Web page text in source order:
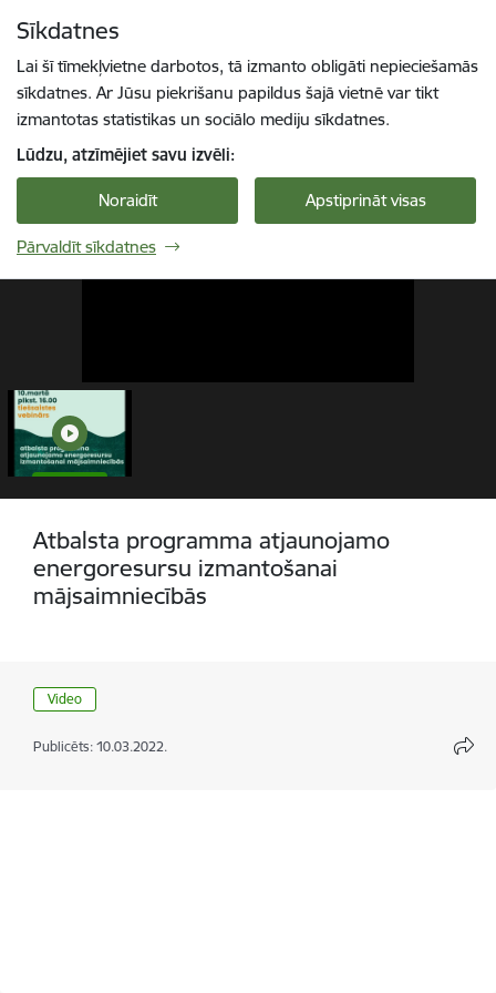
Sīkdatnes
Lai šī tīmekļvietne darbotos, tā izmanto obligāti nepieciešamās
sīkdatnes. Ar Jūsu piekrišanu papildus šajā vietnē var tikt
izmantotas statistikas un sociālo mediju sīkdatnes.
Lūdzu, atzīmējiet savu izvēli:
Noraidīt Apstiprināt visas
Pārvaldīt sīkdatnes
1 / 1
Atbalsta programma atjaunojamo
energoresursu izmantošanai
mājsaimniecībās
Video
Publicēts: 10.03.2022.